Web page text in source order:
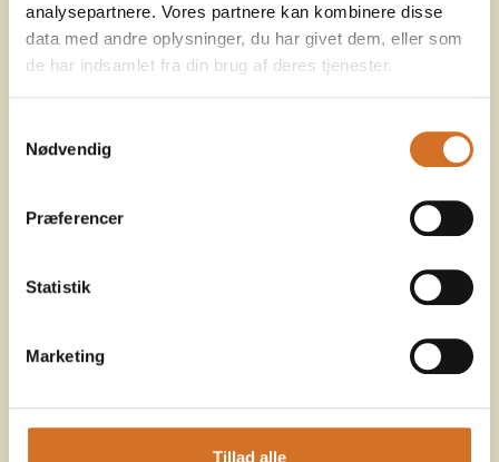
analysepartnere. Vores partnere kan kombinere disse
data med andre oplysninger, du har givet dem, eller som
de har indsamlet fra din brug af deres tjenester.
Nødvendig
Præferencer
Statistik
Marketing
Tillad alle